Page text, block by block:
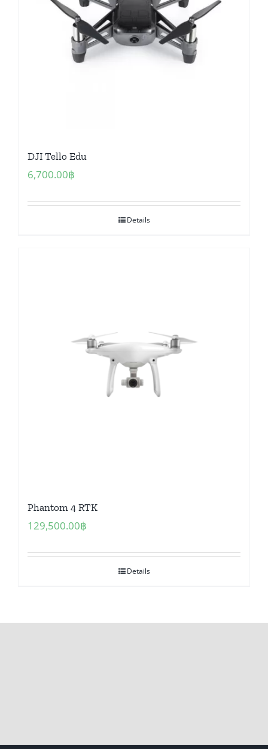
DJI Tello Edu
6,700.00฿
Details
Phantom 4 RTK
129,500.00฿
Details